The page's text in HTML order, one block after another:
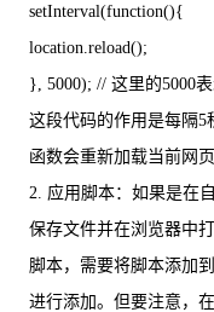
setInterval(function(){
location.reload();
}, 5000); // 这里的5000
这段代码的作用是每隔5
函数会重新加载当前网
2. 应用脚本：如果是在
保存文件并在浏览器中
脚本，需要将脚本添加
进行添加。但要注意，